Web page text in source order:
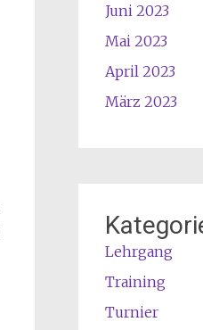
Juni 2023
Mai 2023
April 2023
März 2023
Lehrgang
Training
Turnier